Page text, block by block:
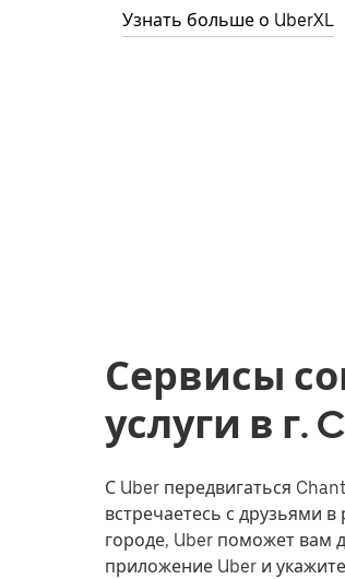
Узнать больше о UberXL
Сервисы
услуги в г.
С Uber передвигаться
встречаетесь с друзьями
городе, Uber поможет вам
приложение Uber и